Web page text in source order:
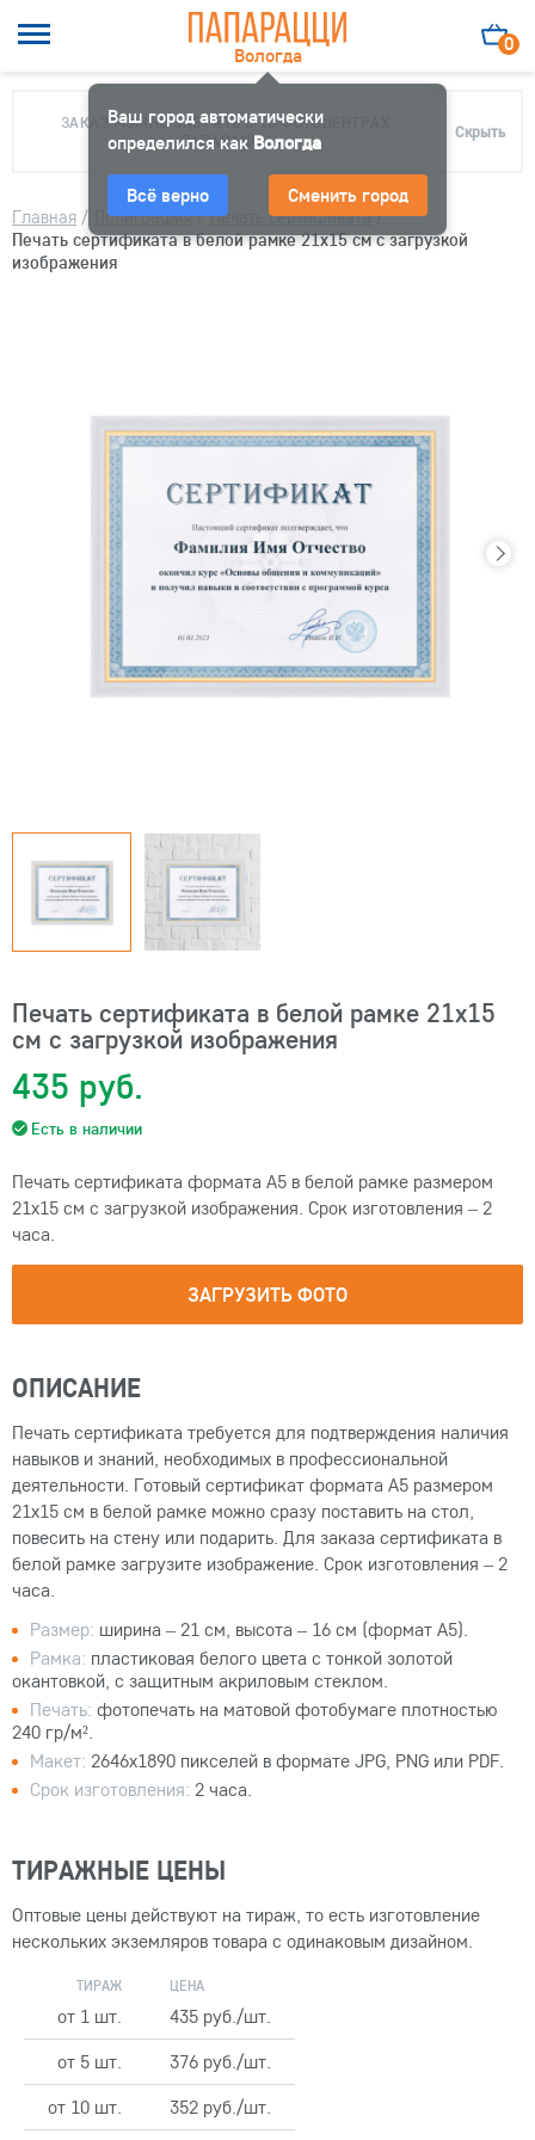
Вологда
Ваш город автоматически
определился как Вологда
Всё верно Сменить город
0
ЗАКАЗ МОЖНО ЗАБРАТЬ В 10 ФОТОЦЕНТРАХ
ПАПАРАЦЦИ
Скрыть
Главная / Полиграфия/ Печать сертификата/
Печать сертификата в белой рамке 21х15 см с загрузкой
изображения
Печать сертификата в белой рамке 21х15
см с загрузкой изображения
435 руб.
Есть в наличии
Печать сертификата формата А5 в белой рамке размером
21х15 см с загрузкой изображения. Срок изготовления – 2
часа.
ЗАГРУЗИТЬ ФОТО
ОПИСАНИЕ
Печать сертификата требуется для подтверждения наличия
навыков и знаний, необходимых в профессиональной
деятельности. Готовый сертификат формата А5 размером
21х15 см в белой рамке можно сразу поставить на стол,
повесить на стену или подарить. Для заказа сертификата в
белой рамке загрузите изображение. Срок изготовления – 2
часа.
Размер: ширина – 21 см, высота – 16 см (формат А5).
Рамка: пластиковая белого цвета с тонкой золотой
окантовкой, с защитным акриловым стеклом.
Печать: фотопечать на матовой фотобумаге плотностью
240 гр/м².
Макет: 2646х1890 пикселей в формате JPG, PNG или PDF.
Срок изготовления: 2 часа.
ТИРАЖНЫЕ ЦЕНЫ
Оптовые цены действуют на тираж, то есть изготовление
нескольких экземляров товара с одинаковым дизайном.
ТИРАЖ ЦЕНА
от 1 шт.
435 руб./шт.
от 5 шт.
376 руб./шт.
от 10 шт.
352 руб./шт.